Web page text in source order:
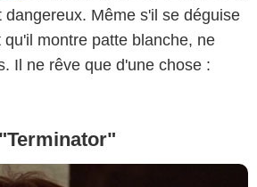
dangereux. Même s'il se déguise
qu'il montre patte blanche, ne
Il ne rêve que d'une chose :